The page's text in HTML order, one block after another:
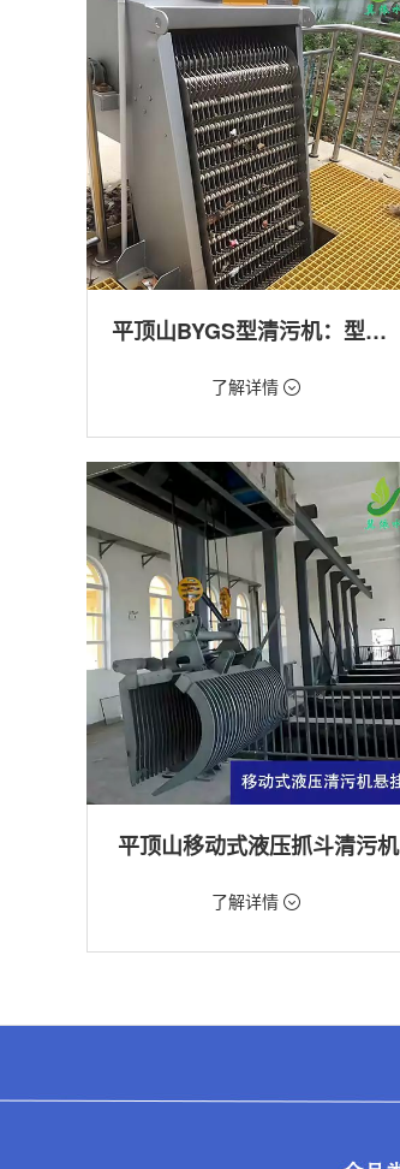
平顶山BYGS型清污机：型号多样应用广泛
价格：1.23万/台
机
用途：泵站,污水处理,渠道,化工,纺织
了解详情
平顶山移动式液压抓斗清污机
价格：5698元/台
机
了解详情